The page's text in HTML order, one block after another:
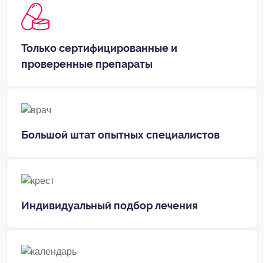
Только сертифицированные и
проверенные препараты
Большой штат опытных специалистов
Индивидуальный подбор лечения